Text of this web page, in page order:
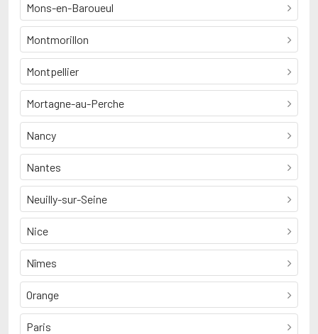
Mons-en-Baroueul
Montmorillon
Montpellier
Mortagne-au-Perche
Nancy
Nantes
Neuilly-sur-Seine
Nice
Nîmes
Orange
Paris